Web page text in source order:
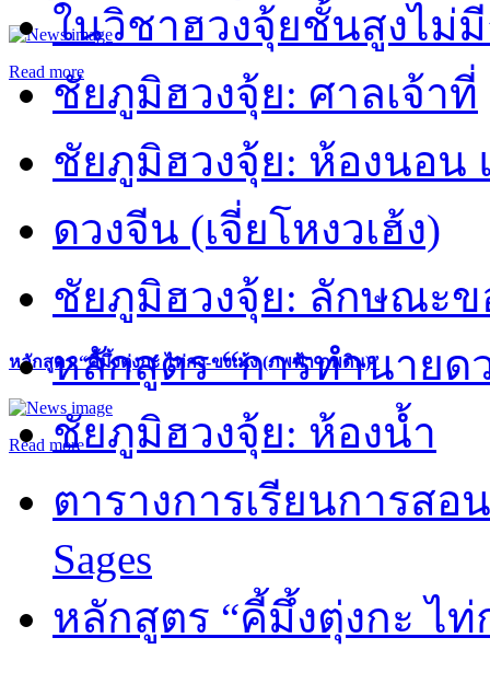
Read more
หลักสูตร “คี้มึ้งตุ่งกะ ไท่กง-ขงเม้ง (ภพฟ้า ภพดิน)”
Read more
ในวิชาฮวงจุ้ยชั้นสูงไม่
ชัยภูมิฮวงจุ้ย: ศาลเจ้าที่
ชัยภูมิฮวงจุ้ย: ห้องนอน
ดวงจีน (เจี่ยโหงวเฮ้ง)
ชัยภูมิฮวงจุ้ย: ลักษณะ
หลักสูตร “การทำนายด
ชัยภูมิฮวงจุ้ย: ห้องน้ำ
ตารางการเรียนการส
Sages
หลักสูตร “คี้มึ้งตุ่งกะ ไ